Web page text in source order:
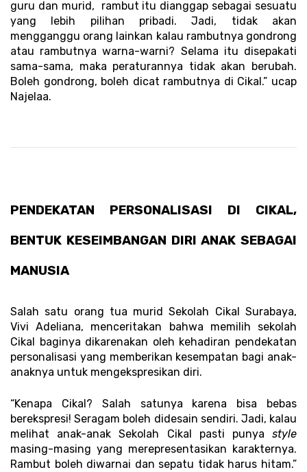
guru dan murid,  rambut itu dianggap sebagai sesuatu
yang lebih pilihan pribadi. Jadi, tidak akan
mengganggu orang lainkan kalau rambutnya gondrong
atau rambutnya warna-warni? Selama itu disepakati
sama-sama, maka peraturannya tidak akan berubah.
Boleh gondrong, boleh dicat rambutnya di Cikal.” ucap
Najelaa.
PENDEKATAN PERSONALISASI DI CIKAL,
BENTUK KESEIMBANGAN DIRI ANAK SEBAGAI
MANUSIA
Salah satu orang tua murid Sekolah Cikal Surabaya,
Vivi Adeliana, menceritakan bahwa memilih sekolah
Cikal baginya dikarenakan oleh kehadiran pendekatan
personalisasi yang memberikan kesempatan bagi anak-
anaknya untuk mengekspresikan diri.
“Kenapa Cikal? Salah satunya karena bisa bebas
berekspresi! Seragam boleh didesain sendiri. Jadi, kalau
melihat anak-anak Sekolah Cikal pasti punya style
masing-masing yang merepresentasikan karakternya.
Rambut boleh diwarnai dan sepatu tidak harus hitam.”